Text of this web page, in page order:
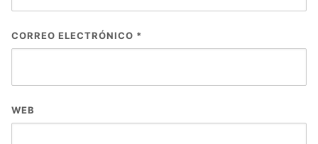
CORREO ELECTRÓNICO *
WEB